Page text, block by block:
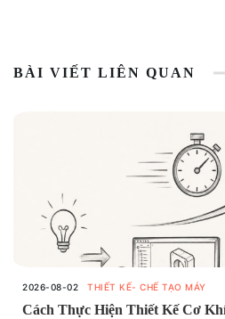
BÀI VIẾT LIÊN QUAN
2026-08-02 THIẾT KẾ- CHẾ TẠO MÁY
Cách Thực Hiện Thiết Kế Cơ